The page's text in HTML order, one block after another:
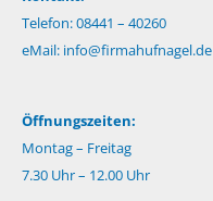
Telefon: 08441 – 40260
eMail: info@firmahufnagel.de
Öffnungszeiten:
Montag – Freitag
7.30 Uhr – 12.00 Uhr